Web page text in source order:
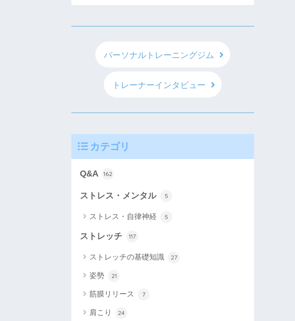
パーソナルトレーニングジム
トレーナーインタビュー
カテゴリ
Q&A 162
ストレス・メンタル 5
ストレス・自律神経 5
ストレッチ 117
ストレッチの基礎知識 27
姿勢 21
筋膜リリース 7
肩こり 24